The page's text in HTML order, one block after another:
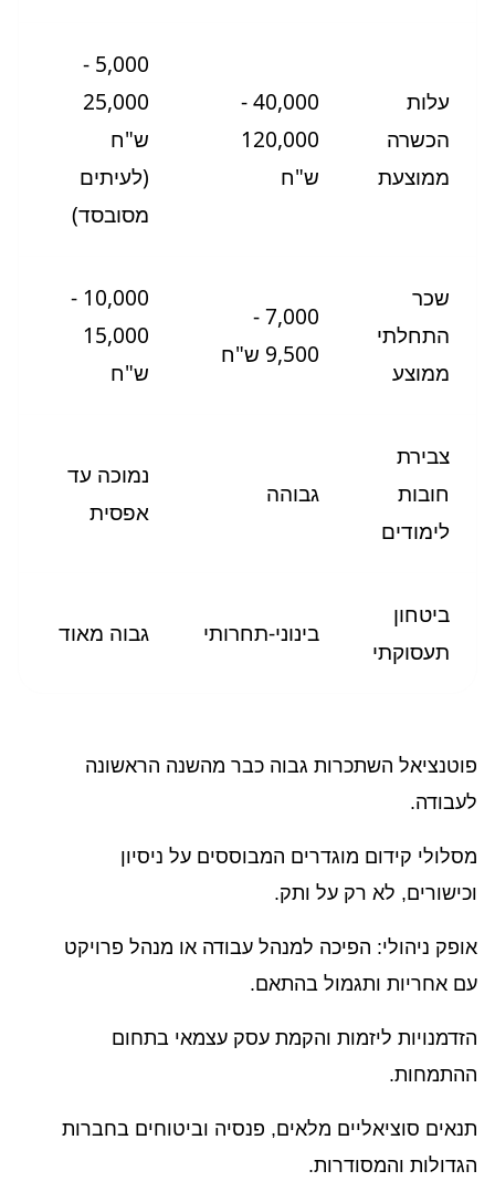
עלות
הכשרה
ממוצעת
40,000 -
120,000
ש"ח
5,000 -
25,000
ש"ח
(לעיתים
מסובסד)
שכר
התחלתי
ממוצע
7,000 -
9,500 ש"ח
10,000 -
15,000
ש"ח
צבירת
חובות
לימודים
גבוהה
נמוכה עד
אפסית
ביטחון
תעסוקתי
בינוני-תחרותי גבוה מאוד
פוטנציאל השתכרות גבוה כבר מהשנה הראשונה
לעבודה.
מסלולי קידום מוגדרים המבוססים על ניסיון
וכישורים, לא רק על ותק.
אופק ניהולי: הפיכה למנהל עבודה או מנהל פרויקט
עם אחריות ותגמול בהתאם.
הזדמנויות ליזמות והקמת עסק עצמאי בתחום
ההתמחות.
תנאים סוציאליים מלאים, פנסיה וביטוחים בחברות
הגדולות והמסודרות.